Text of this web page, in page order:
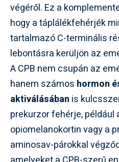
végéről. Ez a
hogy a táplálékfehérjék
tartalmazó C-terminális
lebontásra kerüljön az
A CPB nem csupán az
hanem számos hormon
aktiválásában is
prekurzor fehérje, például
opiomelanokortin vagy a
aminosav-párokkal